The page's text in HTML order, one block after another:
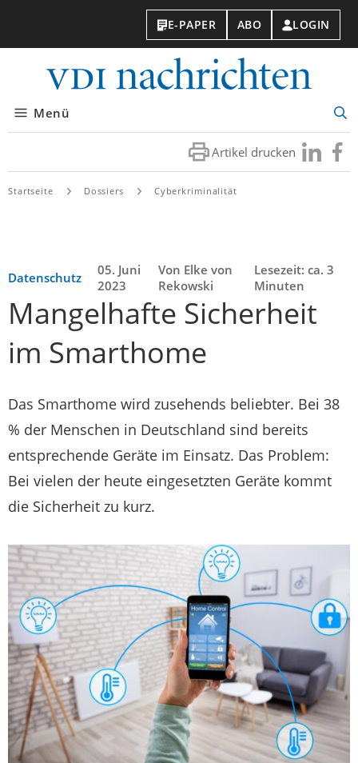
E-PAPER ABO LOGIN
Menü
Artikel drucken Besuchen
Sie
Sie
Startseite Dossiers Cyberkriminalität
Datenschutz
05. Juni
2023
Von Elke von
Rekowski
Lesezeit: ca. 3
Minuten
Mangelhafte Sicherheit
im Smarthome
Das Smarthome wird zusehends beliebter. Bei 38
% der Menschen in Deutschland sind bereits
entsprechende Geräte im Einsatz. Das Problem:
Bei vielen der heute eingesetzten Geräte kommt
die Sicherheit zu kurz.